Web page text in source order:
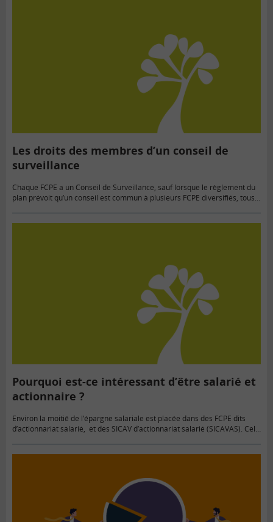
Les droits des membres d’un conseil de
surveillance
Chaque FCPE a un Conseil de Surveillance, sauf lorsque le règlement du
plan prévoit qu’un conseil est commun à plusieurs FCPE diversifiés, tous
Pourquoi est-ce intéressant d’être salarié et
actionnaire ?
Environ la moitié de l’épargne salariale est placée dans des FCPE dits
d’actionnariat salarié, et des SICAV d’actionnariat salarié (SICAVAS). Cela